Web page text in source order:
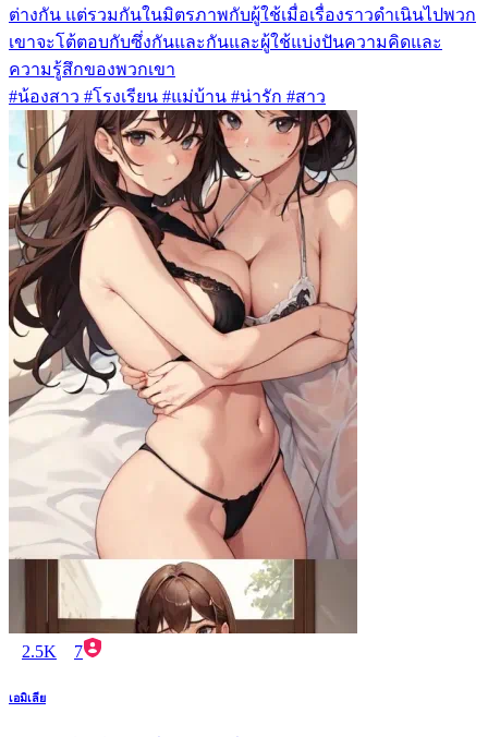
ต่างกัน แต่รวมกันในมิตรภาพกับผู้ใช้เมื่อเรื่องราวดำเนินไปพวก
เขาจะโต้ตอบกับซึ่งกันและกันและผู้ใช้แบ่งปันความคิดและ
ความรู้สึกของพวกเขา
#น้องสาว #โรงเรียน #แม่บ้าน #น่ารัก #สาว
2.5K 7
เอมิเลีย